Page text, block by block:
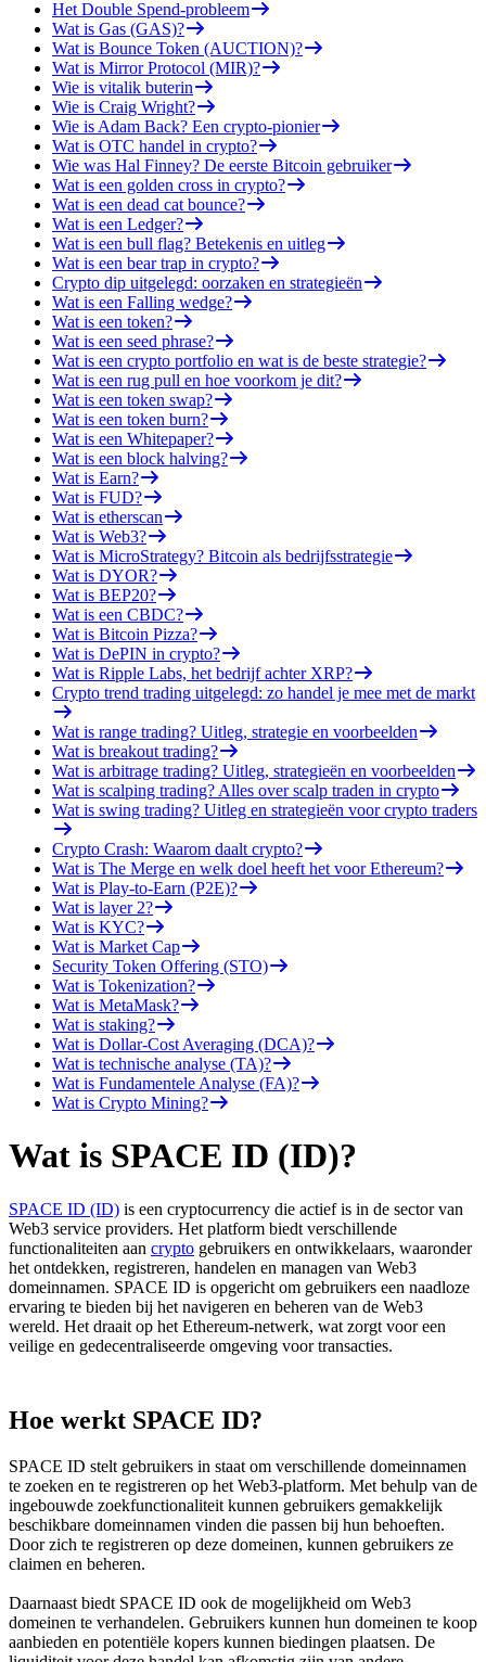
Het Double Spend-probleem
Wat is Gas (GAS)?
Wat is Bounce Token (AUCTION)?
Wat is Mirror Protocol (MIR)?
Wie is vitalik buterin
Wie is Craig Wright?
Wie is Adam Back? Een crypto-pionier
Wat is OTC handel in crypto?
Wie was Hal Finney? De eerste Bitcoin gebruiker
Wat is een golden cross in crypto?
Wat is een dead cat bounce?
Wat is een Ledger?
Wat is een bull flag? Betekenis en uitleg
Wat is een bear trap in crypto?
Crypto dip uitgelegd: oorzaken en strategieën
Wat is een Falling wedge?
Wat is een token?
Wat is een seed phrase?
Wat is een crypto portfolio en wat is de beste strategie?
Wat is een rug pull en hoe voorkom je dit?
Wat is een token swap?
Wat is een token burn?
Wat is een Whitepaper?
Wat is een block halving?
Wat is Earn?
Wat is FUD?
Wat is etherscan
Wat is Web3?
Wat is MicroStrategy? Bitcoin als bedrijfsstrategie
Wat is DYOR?
Wat is BEP20?
Wat is een CBDC?
Wat is Bitcoin Pizza?
Wat is DePIN in crypto?
Wat is Ripple Labs, het bedrijf achter XRP?
Crypto trend trading uitgelegd: zo handel je mee met de markt
Wat is range trading? Uitleg, strategie en voorbeelden
Wat is breakout trading?
Wat is arbitrage trading? Uitleg, strategieën en voorbeelden
Wat is scalping trading? Alles over scalp traden in crypto
Wat is swing trading? Uitleg en strategieën voor crypto traders
Crypto Crash: Waarom daalt crypto?
Wat is The Merge en welk doel heeft het voor Ethereum?
Wat is Play-to-Earn (P2E)?
Wat is layer 2?
Wat is KYC?
Wat is Market Cap
Security Token Offering (STO)
Wat is Tokenization?
Wat is MetaMask?
Wat is staking?
Wat is Dollar-Cost Averaging (DCA)?
Wat is technische analyse (TA)?
Wat is Fundamentele Analyse (FA)?
Wat is Crypto Mining?
Wat is SPACE ID (ID)?
SPACE ID (ID) is een cryptocurrency die actief is in de sector van
Web3 service providers. Het platform biedt verschillende
functionaliteiten aan crypto gebruikers en ontwikkelaars, waaronder
het ontdekken, registreren, handelen en managen van Web3
domeinnamen. SPACE ID is opgericht om gebruikers een naadloze
ervaring te bieden bij het navigeren en beheren van de Web3
wereld. Het draait op het Ethereum-netwerk, wat zorgt voor een
veilige en gedecentraliseerde omgeving voor transacties.
Hoe werkt SPACE ID?
SPACE ID stelt gebruikers in staat om verschillende domeinnamen
te zoeken en te registreren op het Web3-platform. Met behulp van de
ingebouwde zoekfunctionaliteit kunnen gebruikers gemakkelijk
beschikbare domeinnamen vinden die passen bij hun behoeften.
Door zich te registreren op deze domeinen, kunnen gebruikers ze
claimen en beheren.
Daarnaast biedt SPACE ID ook de mogelijkheid om Web3
domeinen te verhandelen. Gebruikers kunnen hun domeinen te koop
aanbieden en potentiële kopers kunnen biedingen plaatsen. De